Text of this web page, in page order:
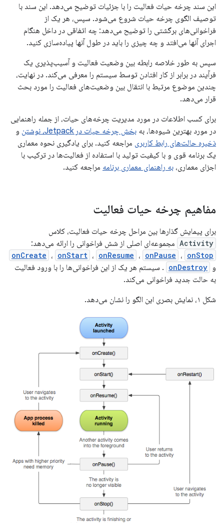
این سند چرخه حیات فعالیت را با جزئیات توضیح می‌دهد. این سند با
توصیف الگوی چرخه حیات شروع می‌شود. سپس، هر یک از
فراخوانی‌های برگشتی را توضیح می‌دهد: چه اتفاقی در داخل هنگام
اجرای آنها می‌افتد و چه چیزی را باید در طول آنها پیاده‌سازی کنید.
سپس به طور خلاصه رابطه بین وضعیت فعالیت و آسیب‌پذیری یک
فرآیند در برابر از کار افتادن توسط سیستم را معرفی می‌کند. در نهایت،
چندین موضوع مرتبط با انتقال بین وضعیت‌های فعالیت را مورد بحث
قرار می‌دهد.
برای کسب اطلاعات در مورد مدیریت چرخه‌های حیات، از جمله راهنمایی
در مورد بهترین شیوه‌ها، به بخش چرخه حیات در Jetpack، نوشتن
و
ذخیره حالت‌های رابط کاربری مراجعه کنید. برای یادگیری نحوه معماری
یک برنامه قوی و با کیفیت تولید با استفاده از فعالیت‌ها در ترکیب با
اجزای معماری، به راهنمای معماری برنامه مراجعه کنید.
مفاهیم چرخه حیات فعالیت
برای پیمایش گذارها بین مراحل چرخه حیات فعالیت، کلاس
Activity مجموعه‌ای اصلی از شش فراخوانی را ارائه می‌دهد:
onCreate ، onStart ، onResume ، onPause ، onStop
و onDestroy . سیستم هر یک از این فراخوانی‌ها را با ورود فعالیت
به حالت جدید فراخوانی می‌کند.
شکل ۱، نمایش بصری این الگو را نشان می‌دهد.